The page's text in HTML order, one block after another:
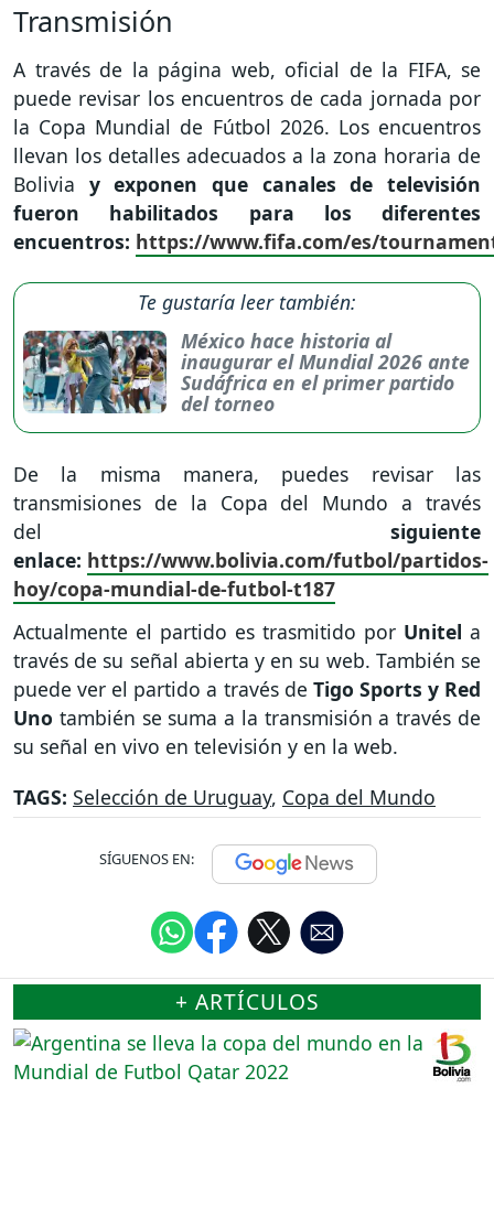
Transmisión
A través de la página web, oficial de la FIFA, se
puede revisar los encuentros de cada jornada por
la Copa Mundial de Fútbol 2026. Los encuentros
llevan los detalles adecuados a la zona horaria de
Bolivia y exponen que canales de televisión
fueron habilitados para los diferentes
encuentros: https://www.fifa.com/es/
Te gustaría leer también:
México hace historia al
inaugurar el Mundial 2026 ante
Sudáfrica en el primer partido
del torneo
De la misma manera, puedes revisar las
transmisiones de la Copa del Mundo a través
del siguiente
enlace: https://www.bolivia.com/futbol/partidos-
hoy/copa-mundial-de-futbol-t187
Actualmente el partido es trasmitido por Unitel a
través de su señal abierta y en su web. También se
puede ver el partido a través de Tigo Sports y Red
Uno también se suma a la transmisión a través de
su señal en vivo en televisión y en la web.
TAGS: Selección de Uruguay, Copa del Mundo
SÍGUENOS EN:
+ ARTÍCULOS